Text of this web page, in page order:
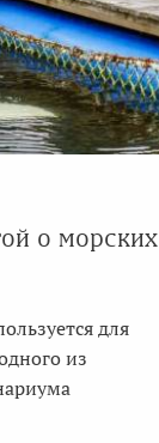
о морских
для
из